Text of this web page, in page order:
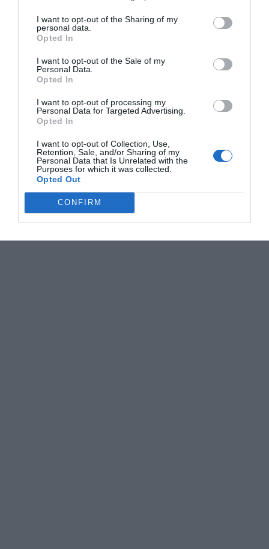
I want to opt-out of the Sharing of my
personal data.
Opted In
I want to opt-out of the Sale of my
Personal Data.
Opted In
I want to opt-out of processing my
Personal Data for Targeted Advertising.
Opted In
I want to opt-out of Collection, Use,
Retention, Sale, and/or Sharing of my
Personal Data that Is Unrelated with the
Purposes for which it was collected.
Opted Out
CONFIRM